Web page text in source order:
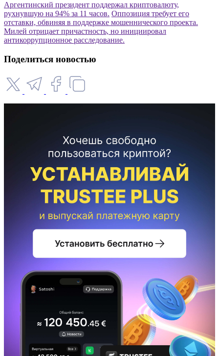
Аргентинский президент поддержал криптовалюту,
рухнувшую на 94% за 11 часов. Оппозиция требует его
отставки, обвиняя в поддержке мошеннического проекта.
Милей отрицает причастность, но инициировал
антикоррупционное расследование.
Поделиться новостью